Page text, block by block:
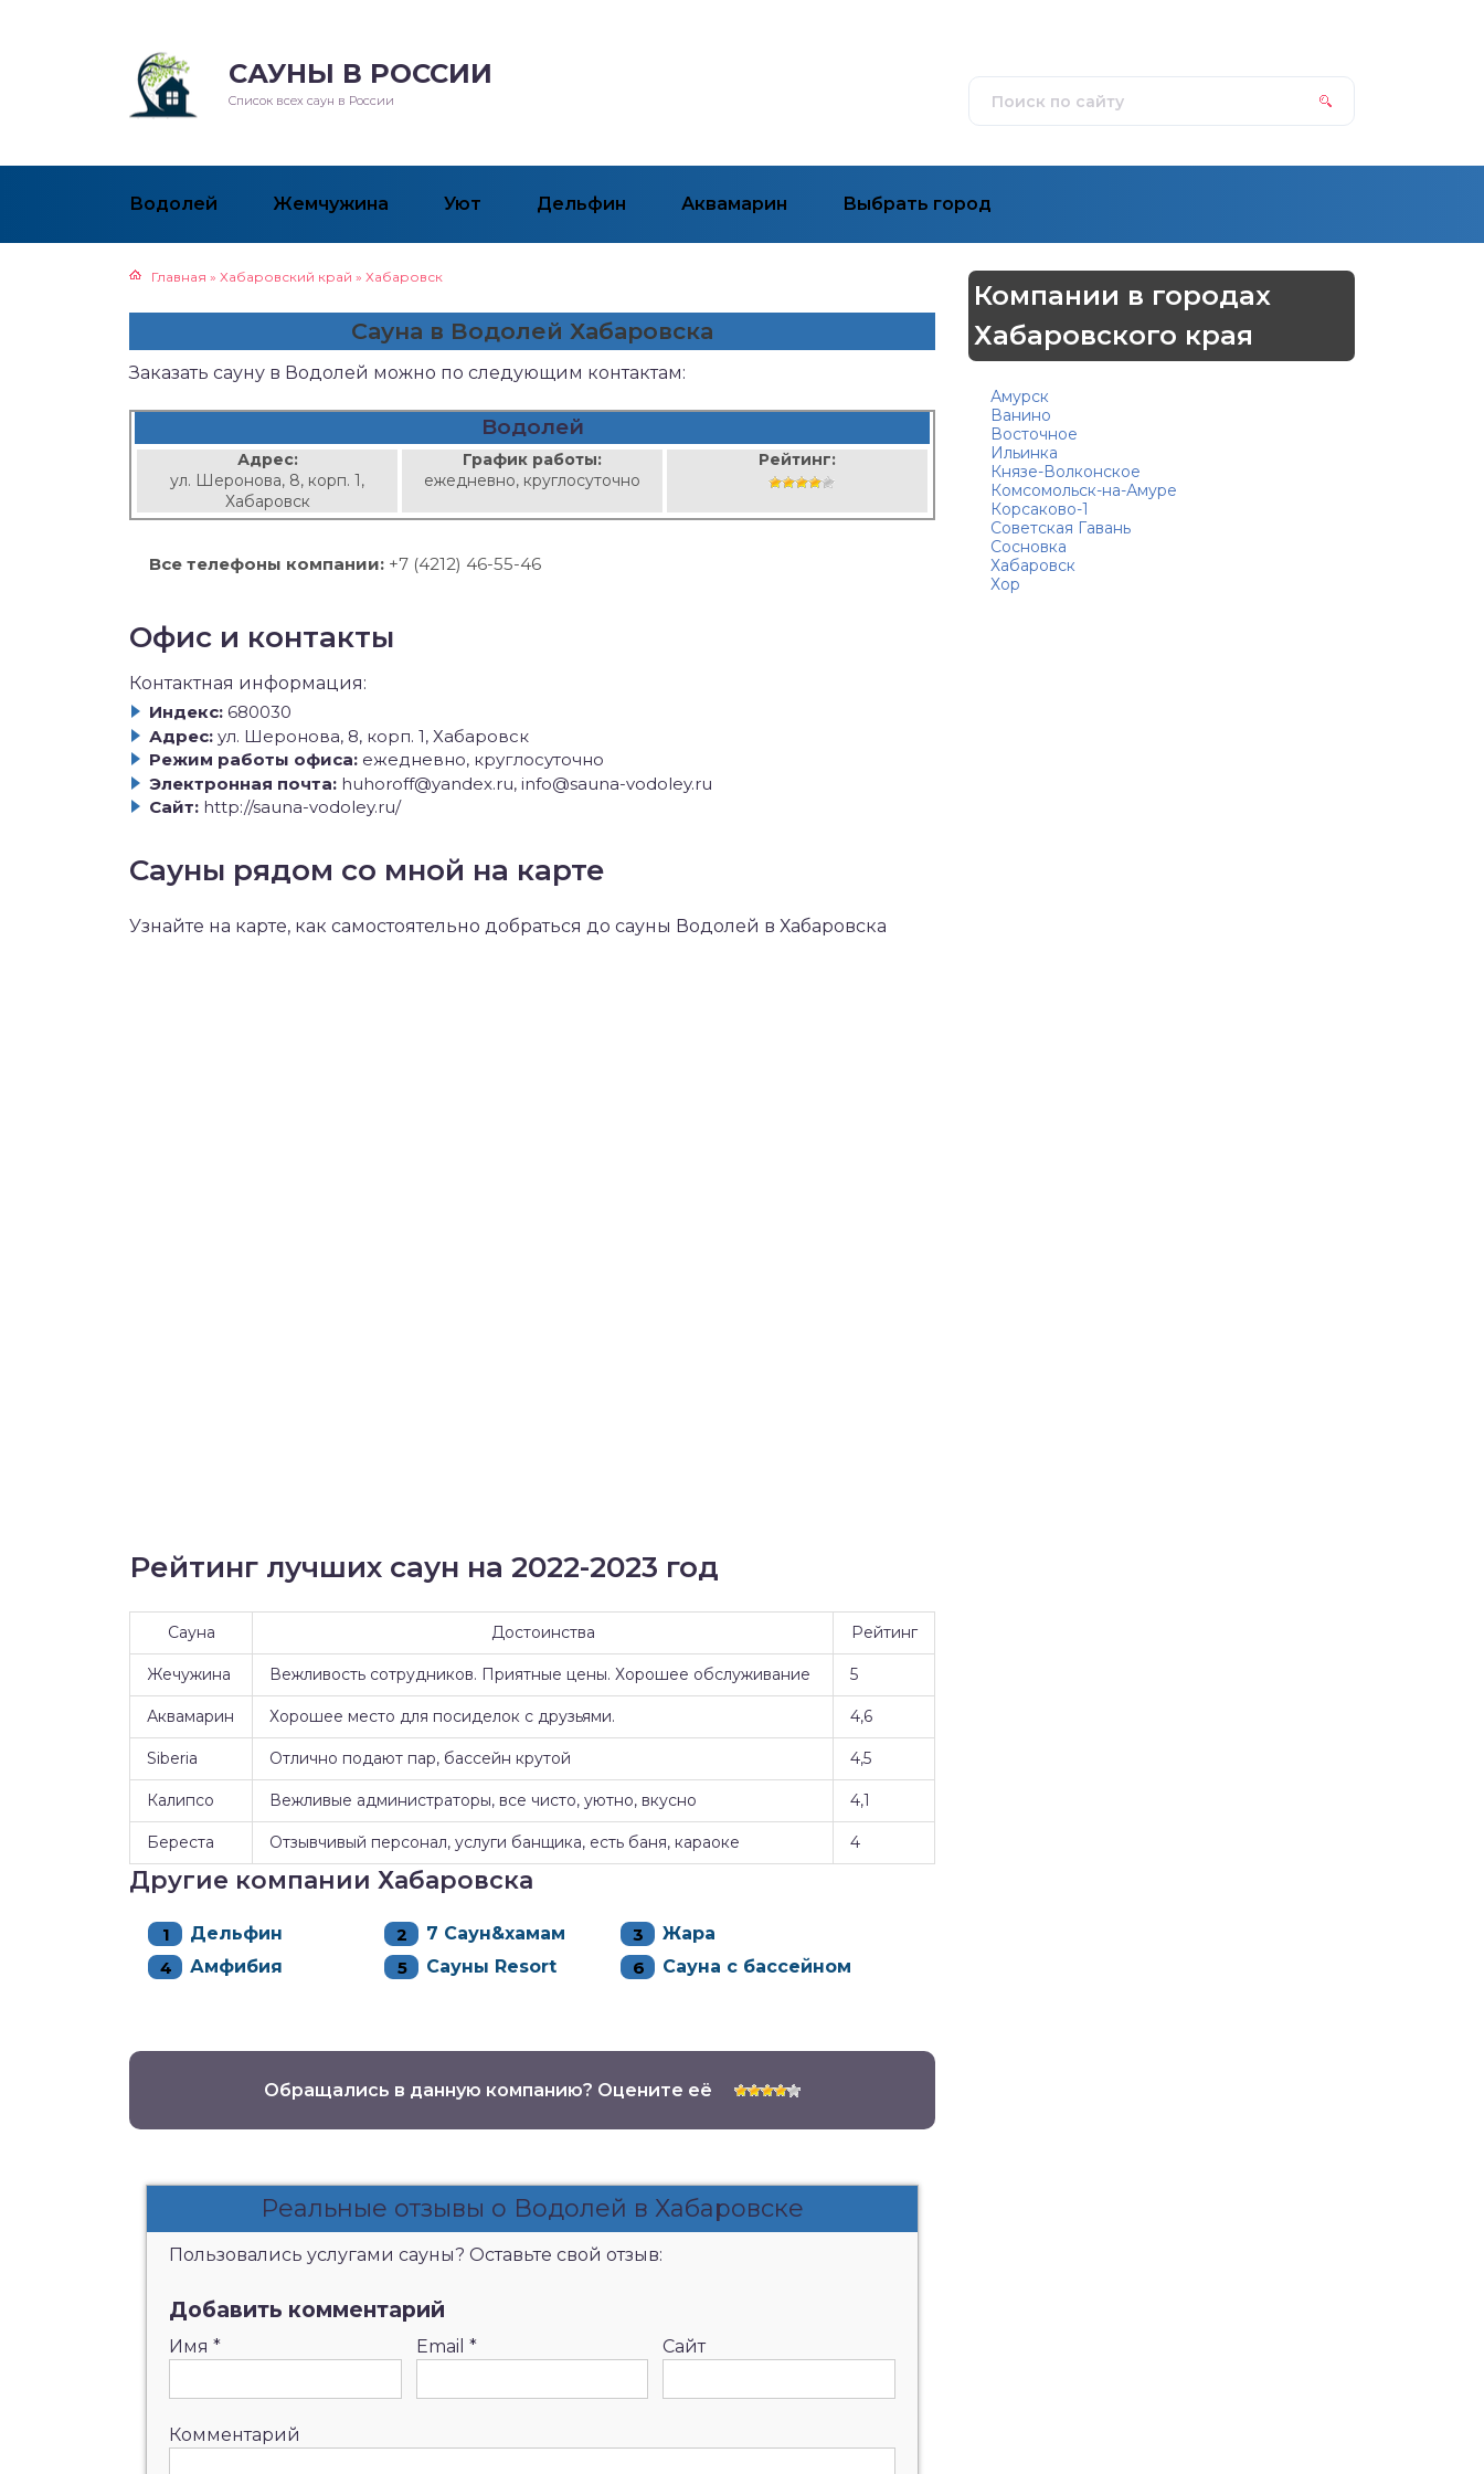
САУНЫ В РОССИИ
Список всех саун в России
Водолей Жемчужина Уют Дельфин Аквамарин Выбрать город
Главная » Хабаровский край » Хабаровск
Сауна в Водолей Хабаровска
Заказать сауну в Водолей можно по следующим контактам:
Водолей
Адрес:
ул. Шеронова, 8, корп. 1,
Хабаровск
График работы:
ежедневно, круглосуточно
Рейтинг:
Все телефоны компании: +7 (4212) 46-55-46
Офис и контакты
Контактная информация:
Индекс: 680030
Адрес: ул. Шеронова, 8, корп. 1, Хабаровск
Режим работы офиса: ежедневно, круглосуточно
Электронная почта: huhoroff@yandex.ru, info@sauna-vodoley.ru
Сайт: http://sauna-vodoley.ru/
Сауны рядом со мной на карте
Узнайте на карте, как самостоятельно добраться до сауны Водолей в Хабаровска
Рейтинг лучших саун на 2022-2023 год
Сауна Достоинства Рейтинг
Жечужина Вежливость сотрудников. Приятные цены. Хорошее обслуживание 5
Аквамарин Хорошее место для посиделок с друзьями. 4,6
Siberia Отлично подают пар, бассейн крутой 4,5
Калипсо Вежливые администраторы, все чисто, уютно, вкусно 4,1
Береста Отзывчивый персонал, услуги банщика, есть баня, караоке 4
Другие компании Хабаровска
Дельфин 7 Саун&хамам
Жара
Амфибия
Сауны Resort Сауна с бассейном
Обращались в данную компанию? Оцените её
Реальные отзывы о Водолей в Хабаровске
Пользовались услугами сауны? Оставьте свой отзыв:
Добавить комментарий
Имя * Email * Сайт
Комментарий
Компании в городах
Хабаровского края
Амурск
Ванино
Восточное
Ильинка
Князе-Волконское
Комсомольск-на-Амуре
Корсаково-1
Советская Гавань
Сосновка
Хабаровск
Хор